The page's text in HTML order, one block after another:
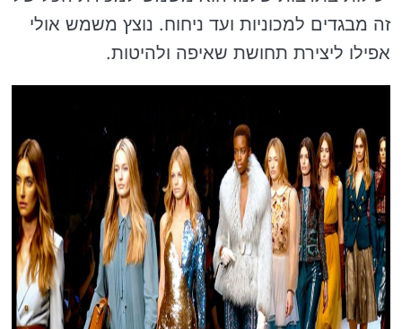
זה מבגדים למכוניות ועד ניחוח. נוצץ משמש אולי
אפילו ליצירת תחושת שאיפה ולהיטות.